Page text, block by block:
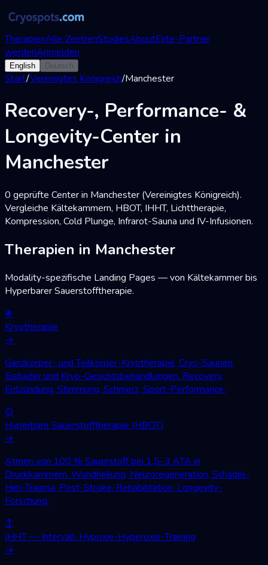
TherapienAlle ZentrenStudiesAboutElite-Partner
werdenAnmelden
English Deutsch
Start/Vereinigtes Königreich/Manchester
Recovery-, Performance- &
Longevity-Center in
Manchester
0 geprüfte Center in Manchester (Vereinigtes Königreich).
Vergleiche Kältekammern, HBOT, IHHT, Lichttherapie,
Kompression, Cold Plunge, Infrarot-Sauna und IV-Infusionen.
Therapien in Manchester
Modality-spezifische Landing Pages — von Kältekammer bis
Hyperbarer Sauerstofftherapie.
❄
Kryotherapie
→
Ganzkörper- und Teilkörper-Kryotherapie, Cryo-Saunen,
Eisbäder und Kryo-Gesichtsbehandlungen. Recovery,
Entzündung, Stimmung, Schmerz, Sport-Performance.
○
Hyperbare Sauerstofftherapie (HBOT)
→
Atmen von 100 % Sauerstoff bei 1,5–3 ATA in
Druckkammern. Wundheilung, Neuroregeneration, Schädel-
Hirn-Trauma, Post-Stroke-Rehabilitation, Longevity-
Forschung.
↕
IHHT — Intervall-Hypoxie-Hyperoxie-Training
→